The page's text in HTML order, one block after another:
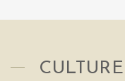
CULTURE